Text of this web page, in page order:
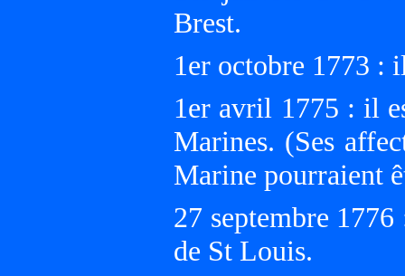
Brest.
1er octobre 1773 :
1er avril 1775 : il
Marines. (Ses
Marine pourraient
27 septembre
de St Louis.